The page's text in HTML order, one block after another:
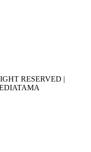
RESERVED |